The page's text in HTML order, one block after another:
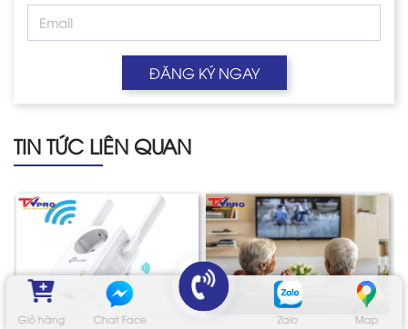
Giỏ hàng Chat Face Zalo Map
ĐĂNG KÝ NGAY
TIN TỨC LIÊN QUAN